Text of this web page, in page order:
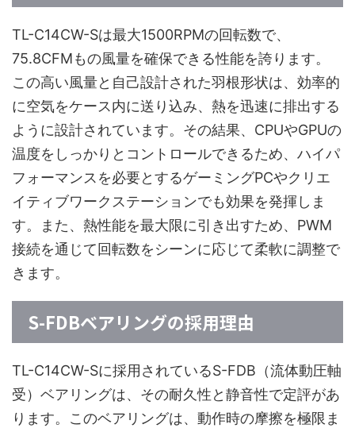
TL-C14CW-Sは最大1500RPMの回転数で、
75.8CFMもの風量を確保できる性能を誇ります。
この高い風量と自己設計された羽根形状は、効率的
に空気をケース内に送り込み、熱を迅速に排出する
ように設計されています。その結果、CPUやGPUの
温度をしっかりとコントロールできるため、ハイパ
フォーマンスを必要とするゲーミングPCやクリエ
イティブワークステーションでも効果を発揮しま
す。また、熱性能を最大限に引き出すため、PWM
接続を通じて回転数をシーンに応じて柔軟に調整で
きます。
S-FDBベアリングの採用理由
TL-C14CW-Sに採用されているS-FDB（流体動圧軸
受）ベアリングは、その耐久性と静音性で定評があ
ります。このベアリングは、動作時の摩擦を極限ま